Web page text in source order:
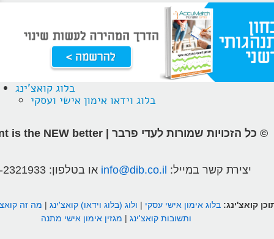
בלוג קואצ'ינג
בלוג וידאו אימון אישי ועסקי
© כל הזכויות שמורות לעדי פרבר | different is the NEW better
יצירת קשר במייל: info@dib.co.il או בטלפון: 2321933
קואצ'ינג: בלוג אימון אישי עסקי | ולוג (בלוג וידאו) קואצ'ינג | מה זה
ותשובות קואצ'ינג | מגזין אימון אישי מתנה